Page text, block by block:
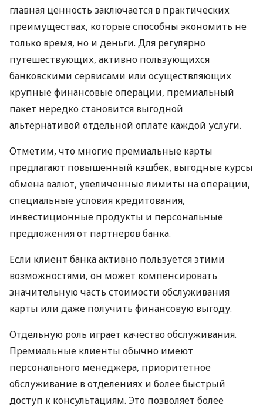
главная ценность заключается в практических
преимуществах, которые способны экономить не
только время, но и деньги. Для регулярно
путешествующих, активно пользующихся
банковскими сервисами или осуществляющих
крупные финансовые операции, премиальный
пакет нередко становится выгодной
альтернативой отдельной оплате каждой услуги.
Отметим, что многие премиальные карты
предлагают повышенный кэшбек, выгодные курсы
обмена валют, увеличенные лимиты на операции,
специальные условия кредитования,
инвестиционные продукты и персональные
предложения от партнеров банка.
Если клиент банка активно пользуется этими
возможностями, он может компенсировать
значительную часть стоимости обслуживания
карты или даже получить финансовую выгоду.
Отдельную роль играет качество обслуживания.
Премиальные клиенты обычно имеют
персонального менеджера, приоритетное
обслуживание в отделениях и более быстрый
доступ к консультациям. Это позволяет более